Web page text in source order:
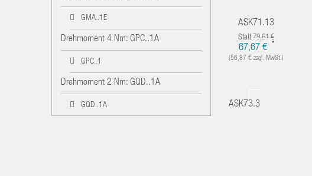
GMA..1E
Drehmoment 4 Nm: GPC..1A
GPC..1
Drehmoment 2 Nm: GQD..1A
GQD..1A
ASK71.13
Statt79,61 €
67,67 € *
(56,87 € zzgl. MwSt.)
ASK73.3